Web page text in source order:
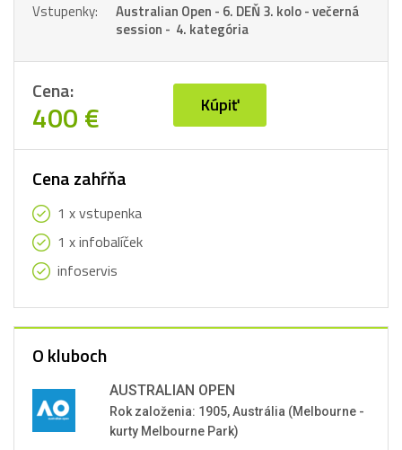
Vstupenky:
Australian Open - 6. DEŇ 3. kolo - večerná
session - 4. kategória
Cena:
400 € Kúpiť
Cena zahŕňa
1 x vstupenka
1 x infobalíček
infoservis
O kluboch
AUSTRALIAN OPEN
Rok založenia: 1905, Austrália (Melbourne -
kurty Melbourne Park)